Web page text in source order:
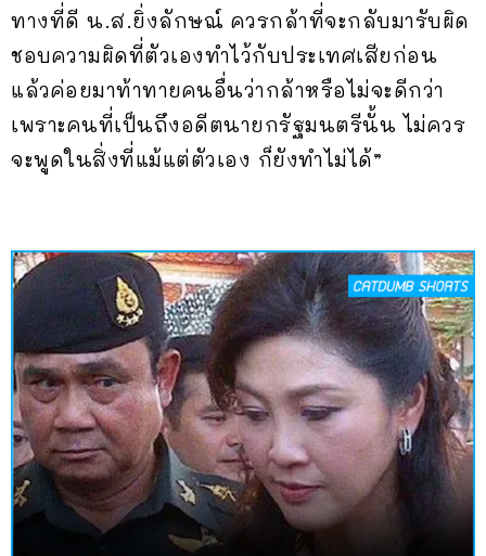
ทางที่ดี น.ส.ยิ่งลักษณ์ ควรกล้าที่จะกลับมารับผิด
ชอบความผิดที่ตัวเองทำไว้กับประเทศเสียก่อน
แล้วค่อยมาท้าทายคนอื่นว่ากล้าหรือไม่จะดีกว่า
เพราะคนที่เป็นถึงอดีตนายกรัฐมนตรีนั้น ไม่ควร
จะพูดในสิ่งที่แม้แต่ตัวเอง ก็ยังทำไม่ได้”